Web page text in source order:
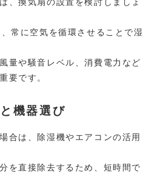
常に空気を循環させることで湿
量や騒音レベル、消費電力など
要です。
機器選び
合は、除湿機やエアコンの活用
を直接除去するため、短時間で